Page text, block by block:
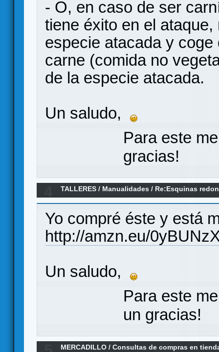
- O, en caso de ser
tiene éxito en el
especie atacada y
carne (comida no
de la especie atacada.
Un saludo,
Para este
gracias!
TALLERES / Manualidades / Re:Esquinas
Yo compré éste y está
http://amzn.eu/
Un saludo,
Para este
un gracias!
MERCADILLO /Consultas de compras en